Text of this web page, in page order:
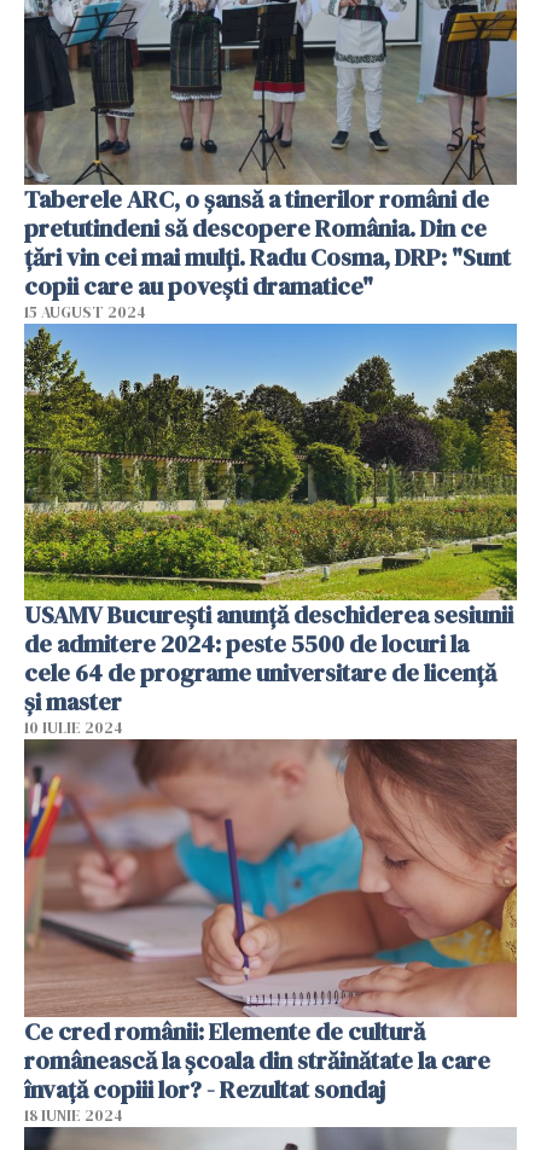
Taberele ARC, o șansă a tinerilor români de
pretutindeni să descopere România. Din ce
țări vin cei mai mulți. Radu Cosma, DRP: "Sunt
copii care au povești dramatice"
15 AUGUST 2024
USAMV București anunță deschiderea sesiunii
de admitere 2024: peste 5500 de locuri la
cele 64 de programe universitare de licență
și master
10 IULIE 2024
Ce cred românii: Elemente de cultură
românească la școala din străinătate la care
învață copiii lor? - Rezultat sondaj
18 IUNIE 2024